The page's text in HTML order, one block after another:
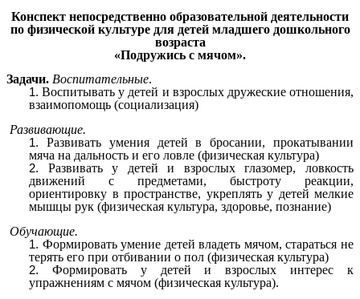
Конспект непосредственно образовательной деятельности
по физической культуре для детей младшего дошкольного
возраста
«Подружись с мячом».
Задачи. Воспитательные.
Воспитывать у детей и взрослых дружеские отношения,
взаимопомощь (социализация)
Развивающие.
Развивать умения детей в бросании, прокатывании
мяча на дальность и его ловле (физическая культура)
Развивать у детей и взрослых глазомер, ловкость
движений с предметами, быстроту реакции,
ориентировку в пространстве, укреплять у детей мелкие
мышцы рук (физическая культура, здоровье, познание)
Обучающие.
Формировать умение детей владеть мячом, стараться не
терять его при отбивании о пол (физическая культура)
Формировать у детей и взрослых интерес к
упражнениям с мячом (физическая культура).